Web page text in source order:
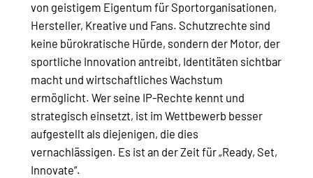
von geistigem Eigentum für Sportorganisationen,
Hersteller, Kreative und Fans. Schutzrechte sind
keine bürokratische Hürde, sondern der Motor, der
sportliche Innovation antreibt, Identitäten sichtbar
macht und wirtschaftliches Wachstum
ermöglicht. Wer seine IP-Rechte kennt und
strategisch einsetzt, ist im Wettbewerb besser
aufgestellt als diejenigen, die dies
vernachlässigen. Es ist an der Zeit für „Ready, Set,
Innovate“.